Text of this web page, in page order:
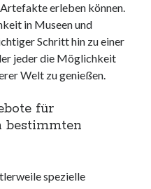
erleben können.
in Museen und
Schritt hin zu einer
jeder die Möglichkeit
Welt zu genießen.
für
bestimmten
spezielle